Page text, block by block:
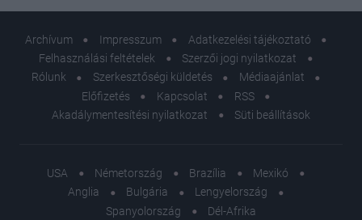
Archívum Impresszum
Adatkezelési tájékoztató
Felhasználási feltételek
Szerzői jogi nyilatkozat
Rólunk
Szerkesztőségi küldetés
Médiaajánlat
Előfizetés
Kapcsolat
RSS
Akadálymentesítési nyilatkozat
Süti beállítások
USA Németország Brazília
Mexikó
Anglia
Bulgária
Lengyelország
Spanyolország
Dél-Afrika